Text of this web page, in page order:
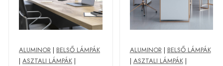
ALUMINOR | BELSŐ LÁMPÁK
| ASZTALI LÁMPÁK |
ALUMINOR| BELSŐ LÁMPÁK
| ASZTALI LÁMPÁK|